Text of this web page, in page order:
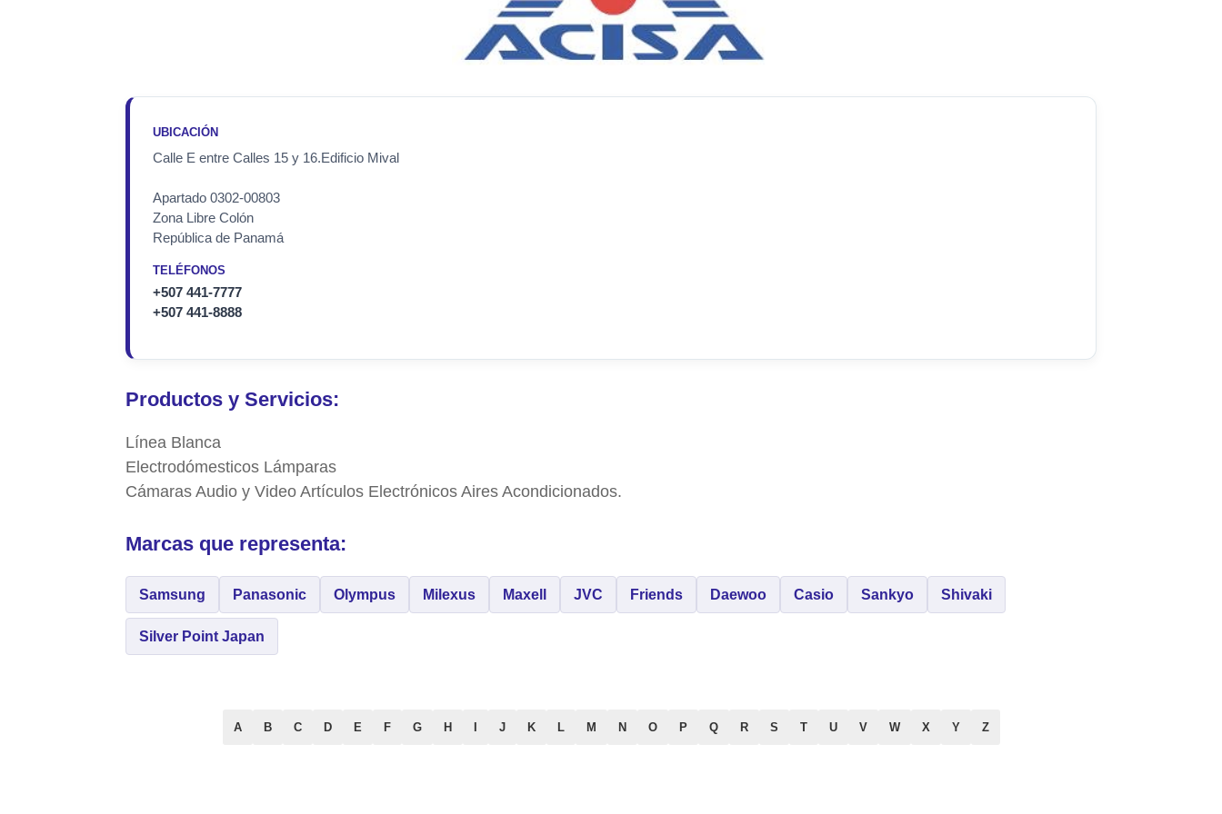
UBICACIÓN
Calle E entre Calles 15 y 16.Edificio Mival
Apartado 0302-00803
Zona Libre Colón
República de Panamá
TELÉFONOS
+507 441-7777
+507 441-8888
Productos y Servicios:
Línea Blanca
Electrodómesticos Lámparas
Cámaras Audio y Video Artículos Electrónicos Aires Acondicionados.
Marcas que representa:
Samsung Panasonic Olympus Milexus Maxell JVC Friends Daewoo Casio Sankyo Shivaki
Silver Point Japan
A B C D E F G H J K L M N O P Q R S T U V W X Y Z